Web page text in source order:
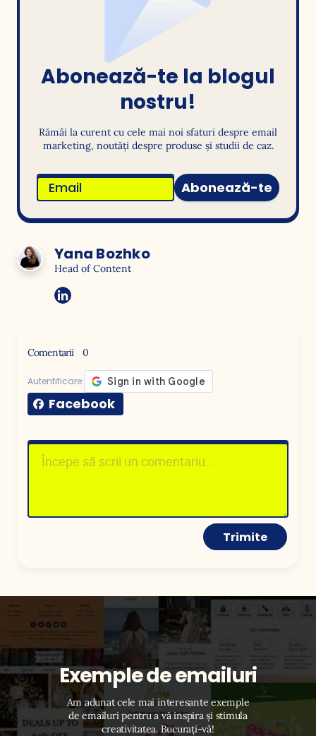
Abonează-te la blogul
nostru!
Rămâi la curent cu cele mai noi sfaturi despre email
marketing, noutăți despre produse și studii de caz.
Abonează-te
Yana Bozhko
Head of Content
Comentarii 0
Autentificare:
Facebook
Trimite
Exemple de emailuri
Am adunat cele mai interesante exemple
de emailuri pentru a vă inspira și stimula
creativitatea. Bucurați-vă!